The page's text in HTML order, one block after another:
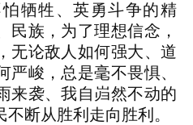
牺牲、英勇斗争的精
民族，为了理想信念，
无论敌人如何强大、道
严峻，总是毫不畏惧、
来袭、我自岿然不动的
断从胜利走向胜利。